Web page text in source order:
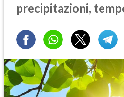
precipitazioni,